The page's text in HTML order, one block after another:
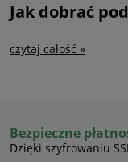
Jak dobrać
czytaj całość »
Bezpieczne
Dzięki szyfrowaniu